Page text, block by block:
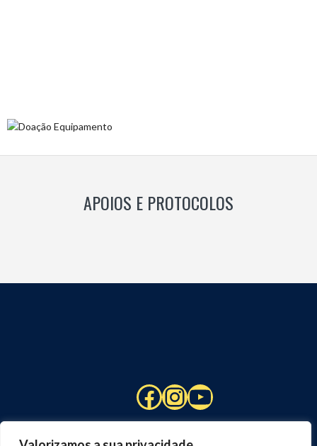
APOIOS E PROTOCOLOS
Facebook
Instagram
YouTube